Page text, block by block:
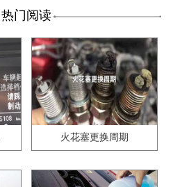
热门阅读
火花塞更换周期